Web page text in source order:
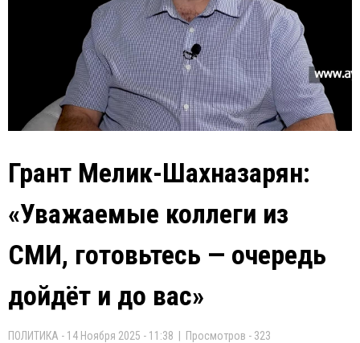
Грант Мелик-Шахназарян:
«Уважаемые коллеги из
СМИ, готовьтесь — очередь
дойдёт и до вас»
ПОЛИТИКА - 14 Ноября 2025 - 11:38 | Просмотров - 323